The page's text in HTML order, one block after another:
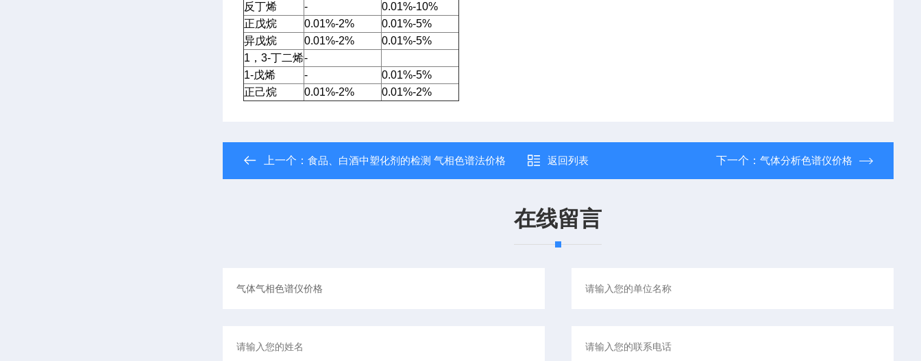
反丁烯
-
0.01%-10%
正戊烷
0.01%-2%
0.01%-5%
异戊烷
0.01%-2%
0.01%-5%
1，3-丁二烯-
1-戊烯
-
0.01%-5%
正己烷
0.01%-2% 0.01%-2%
上一个：食品、白酒中塑化剂的检测 气相色谱法价格 返回列表 下一个： 气体分析色谱仪价格
在线留言